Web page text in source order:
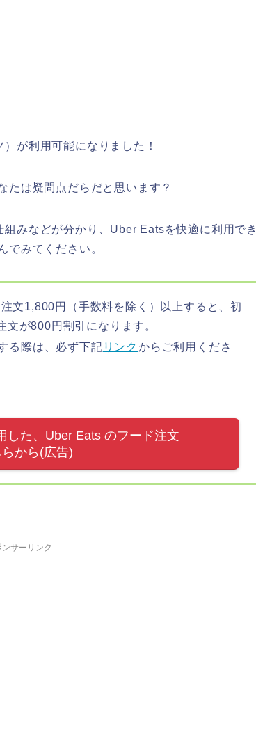
が利用可能になりました！
たは疑問点だらだと思います？
みなどが分かり、Uber Eatsを快適に利用でき
でみてください。
文1,800円（手数料を除く）以上すると、初
が800円割引になります。
る際は、必ず下記 リンク からご利用くださ
した、Uber Eats のフード注文
から(広告)
ンサーリンク